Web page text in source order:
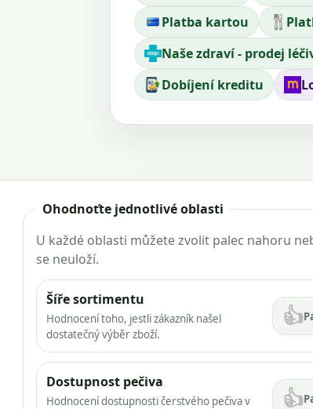
Platba kartou
Naše zdraví - prodej
Dobíjení kreditu
Ohodnoťte jednotlivé oblasti
U každé oblasti můžete zvolit palec nahoru
se neuloží.
Šíře sortimentu
Hodnocení toho, jestli zákazník našel
dostatečný výběr zboží.
👍
Dostupnost pečiva
Hodnocení dostupnosti čerstvého pečiva v
👍